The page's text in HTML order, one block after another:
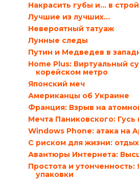
Накрасить губы и… в строй
Лучшие из лучших…
Невероятный татуаж
Лунные следы
Путин и Медведев в
Home Plus: Виртуальный
корейском метро
Японский меч
Американцы об Украине
Франция: Взрыв на
Мечта Паниковского: Гусь
Windows Phone: атака на
С риском для жизни:
Авантюры Интернета:
Простота и
упаковки